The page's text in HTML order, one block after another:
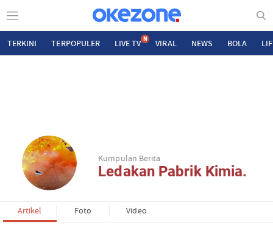
TERKINI TERPOPULER LIVE TV N VIRAL NEWS BOLA
Kumpulan Berita
Ledakan Pabrik Kimia.
Artikel Foto Video